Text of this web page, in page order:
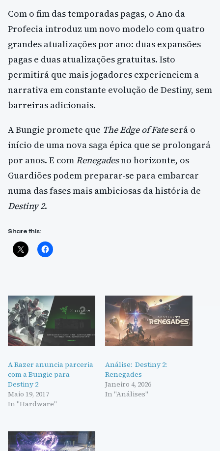
Com o fim das temporadas pagas, o Ano da
Profecia introduz um novo modelo com quatro
grandes atualizações por ano: duas expansões
pagas e duas atualizações gratuitas. Isto
permitirá que mais jogadores experienciem a
narrativa em constante evolução de Destiny, sem
barreiras adicionais.
A Bungie promete que The Edge of Fateserá o
início de uma nova saga épica que se prolongará
por anos. E comRenegadesno horizonte, os
Guardiões podem preparar-se para embarcar
numa das fases mais ambiciosas da história de
Destiny 2.
Share this:
A Razer anuncia parceria
com a Bungie para
Destiny 2
Maio 19, 2017
In "Hardware"
Análise: Destiny 2:
Renegades
Janeiro 4, 2026
In "Análises"